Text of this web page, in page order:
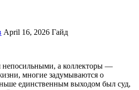
April 16, 2026 Гайд
непосильными, а коллекторы —
многие задумываются о
единственным выходом был суд,